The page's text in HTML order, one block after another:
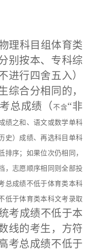
理科目组体育类
别按本、专科综
进行四舍五入）
综合分相同的，
总成绩 （ 不含“非
绩之和、语文或数学单科
史）成绩、再选科目单科
序；如果位次仍相同，
，志愿顺序相同则全部投
总成绩不低于体育类本科
低于体育类本科文考录取
考成绩不低于本
线的考生，方符
考总成绩不低于